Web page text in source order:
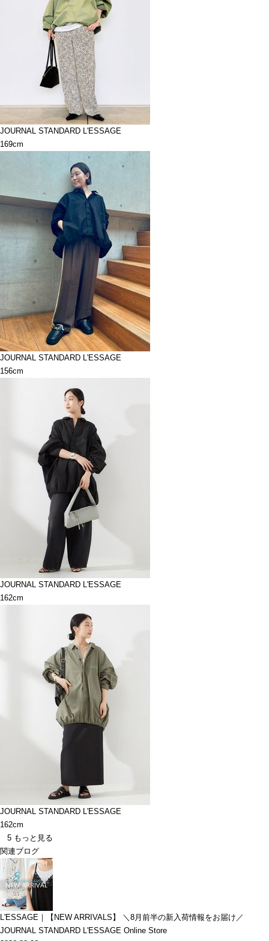
JOURNAL STANDARD L'ESSAGE
169cm
JOURNAL STANDARD L'ESSAGE
156cm
JOURNAL STANDARD L'ESSAGE
162cm
JOURNAL STANDARD L'ESSAGE
162cm
5 もっと見る
関連ブログ
L'ESSAGE｜【NEW ARRIVALS】 ＼8月前半の新入荷情報をお届け／
JOURNAL STANDARD L'ESSAGE Online Store